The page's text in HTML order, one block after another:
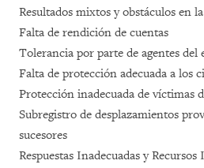
Resultados mixtos y obstáculos en
Falta de rendición de cuentas
Tolerancia por parte de agentes del
Falta de protección adecuada a los
Protección inadecuada de víctimas
Subregistro de desplazamientos
sucesores
Respuestas Inadecuadas y